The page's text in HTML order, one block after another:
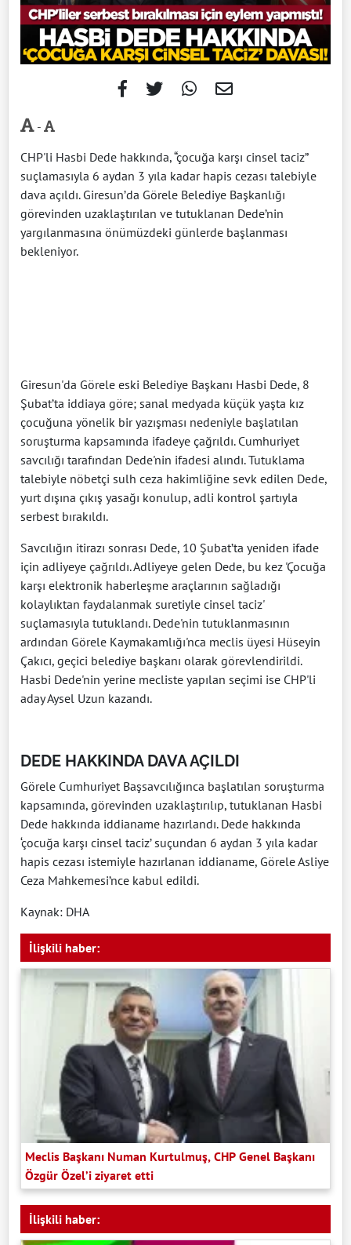
-
CHP'li Hasbi Dede hakkında, “çocuğa karşı cinsel taciz”
suçlamasıyla 6 aydan 3 yıla kadar hapis cezası talebiyle
dava açıldı. Giresun’da Görele Belediye Başkanlığı
görevinden uzaklaştırılan ve tutuklanan Dede’nin
yargılanmasına önümüzdeki günlerde başlanması
bekleniyor.
Giresun'da Görele eski Belediye Başkanı Hasbi Dede, 8
Şubat’ta iddiaya göre; sanal medyada küçük yaşta kız
çocuğuna yönelik bir yazışması nedeniyle başlatılan
soruşturma kapsamında ifadeye çağrıldı. Cumhuriyet
savcılığı tarafından Dede'nin ifadesi alındı. Tutuklama
talebiyle nöbetçi sulh ceza hakimliğine sevk edilen Dede,
yurt dışına çıkış yasağı konulup, adli kontrol şartıyla
serbest bırakıldı.
Savcılığın itirazı sonrası Dede, 10 Şubat’ta yeniden ifade
için adliyeye çağrıldı. Adliyeye gelen Dede, bu kez 'Çocuğa
karşı elektronik haberleşme araçlarının sağladığı
kolaylıktan faydalanmak suretiyle cinsel taciz'
suçlamasıyla tutuklandı. Dede'nin tutuklanmasının
ardından Görele Kaymakamlığı'nca meclis üyesi Hüseyin
Çakıcı, geçici belediye başkanı olarak görevlendirildi.
Hasbi Dede'nin yerine mecliste yapılan seçimi ise CHP'li
aday Aysel Uzun kazandı.
DEDE HAKKINDA DAVA AÇILDI
Görele Cumhuriyet Başsavcılığınca başlatılan soruşturma
kapsamında, görevinden uzaklaştırılıp, tutuklanan Hasbi
Dede hakkında iddianame hazırlandı. Dede hakkında
‘çocuğa karşı cinsel taciz’ suçundan 6 aydan 3 yıla kadar
hapis cezası istemiyle hazırlanan iddianame, Görele Asliye
Ceza Mahkemesi’nce kabul edildi.
Kaynak: DHA
İlişkili haber:
Meclis Başkanı Numan Kurtulmuş, CHP Genel Başkanı
Özgür Özel’i ziyaret etti
İlişkili haber: